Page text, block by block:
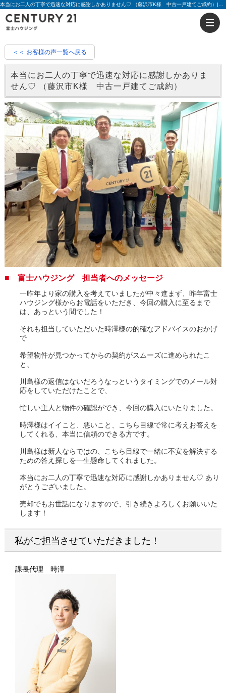
＜＜ お客様の声一覧へ戻る
本当にお二人の丁寧で迅速な対応に感謝しかありま
せん♡ （藤沢市K様 中古一戸建てご成約）
■ 富士ハウジング 担当者へのメッセージ
一昨年より家の購入を考えていましたが中々進まず、昨年富士
ハウジング様からお電話をいただき、今回の購入に至るまで
は、あっという間でした！
それも担当していただいた時澤様の的確なアドバイスのおかげ
で
希望物件が見つかってからの契約がスムーズに進められたこ
と、
川島様の返信はないだろうなっというタイミングでのメール対
応をしていただけたことで、
忙しい主人と物件の確認ができ、今回の購入にいたりました。
時澤様はイイこと、悪いこと、こちら目線で常に考えお答えを
してくれる、本当に信頼のできる方です。
川島様は新人ならではの、こちら目線で一緒に不安を解決する
ための答え探しを一生懸命してくれました。
本当にお二人の丁寧で迅速な対応に感謝しかありません♡ あり
がとうございました。
売却でもお世話になりますので、引き続きよろしくお願いいた
します！
私がご担当させていただきました！
課長代理 時澤